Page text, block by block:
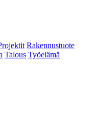
Rakennustuote
Talous Työelämä